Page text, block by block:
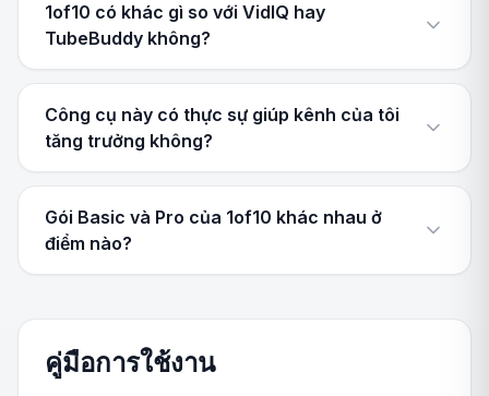
1of10 có khác gì so với VidIQ hay
TubeBuddy không?
Công cụ này có thực sự giúp kênh của tôi
tăng trưởng không?
Gói Basic và Pro của 1of10 khác nhau ở
điểm nào?
คู่มือการใช้งาน